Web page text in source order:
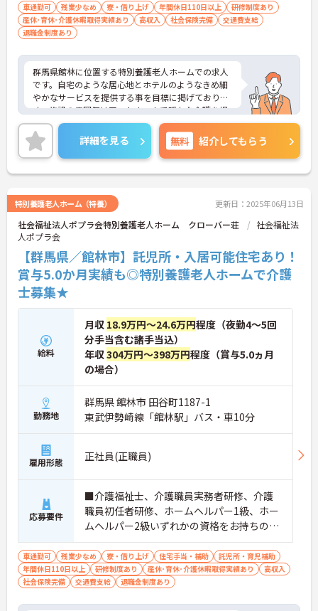
車通勤可 残業少なめ 寮・借り上げ 年間休日110日以上
研修制度あり
産休･育休･介護休暇取得実績あり
高収入 社会保険完備
交通費支給
退職金制度あり
群馬県館林に位置する特別養護老人ホームでの求人
です。自宅のような居心地とホテルのようなきめ細
やかなサービスを提供する事を目標に掲げておりま
す。施設の雰囲気はアットホームで暖かな介護を提
供する事が出来ます。8：00～18：00までの無料託
児所が完備されているので、お子様がいらっしゃる
方でも安心してご就業していただけます。期末には
介護職員処遇改善加算が別途支給されます。退職金
制度もあり、各種特別休暇があるため働きやすさ◎
い。
詳細を見る 無料 紹介してもらう
特別養護老人ホーム（特養） 更新日：2025年06月13日
社会福祉法人ポプラ会特別養護老人ホーム クローバー荘
社会福祉法
人ポプラ会
【群馬県／館林市】託児所・入居可能住宅あり！
賞与5.0か月実績も◎特別養護老人ホームで介護
士募集★
給料
月収 18.9万円～24.6万円程度（夜勤4～5回
分手当含む諸手当込）
年収304万円～398万円程度（賞与5.0ヵ月
の場合）
勤務地
群馬県 館林市 田谷町1187-1
東武伊勢崎線「館林駅」バス・車10分
雇用形態 正社員(正職員)
応募要件
■介護福祉士、介護職員実務者研修、介護
職員初任者研修、ホームヘルパー1級、ホー
ムヘルパー2級いずれかの資格をお持ちの方
■普通自動車運転免許
車通勤可 残業少なめ 寮・借り上げ 住宅手当・補助
託児所・育児補助
年間休日110日以上
研修制度あり 産休･育休･介護休暇取得実績あり
高収入
社会保険完備
交通費支給 退職金制度あり